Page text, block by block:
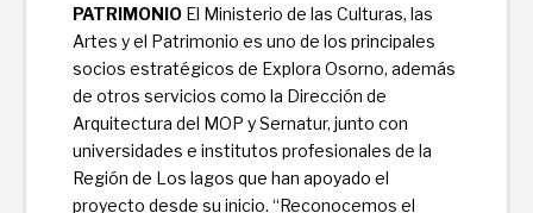
PATRIMONIOEl Ministerio de las Culturas, las
Artes y el Patrimonio es uno de los principales
socios estratégicos de Explora Osorno, además
de otros servicios como la Dirección de
Arquitectura del MOP y Sernatur, junto con
universidades e institutos profesionales de la
Región de Los lagos que han apoyado el
proyecto desde su inicio. “Reconocemos el